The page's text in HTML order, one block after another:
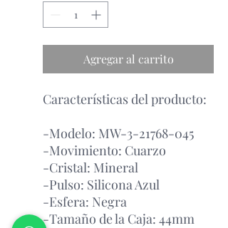
Agregar al carrito
Características del producto:
-Modelo: MW-3-21768-045
-Movimiento: Cuarzo
-Cristal: Mineral
-Pulso: Silicona Azul
-Esfera: Negra
-Tamaño de la Caja: 44mm